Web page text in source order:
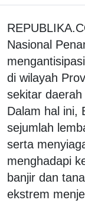
Nasional
di wilayah
sekitar
Dalam hal ini,
sejumlah
serta
menghadapi
banjir dan
ekstrem